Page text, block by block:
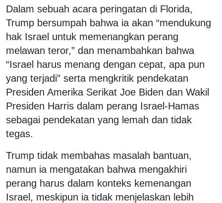
Dalam sebuah acara peringatan di Florida,
Trump bersumpah bahwa ia akan “mendukung
hak Israel untuk memenangkan perang
melawan teror,” dan menambahkan bahwa
“Israel harus menang dengan cepat, apa pun
yang terjadi” serta mengkritik pendekatan
Presiden Amerika Serikat Joe Biden dan Wakil
Presiden Harris dalam perang Israel-Hamas
sebagai pendekatan yang lemah dan tidak
tegas.
Trump tidak membahas masalah bantuan,
namun ia mengatakan bahwa mengakhiri
perang harus dalam konteks kemenangan
Israel, meskipun ia tidak menjelaskan lebih